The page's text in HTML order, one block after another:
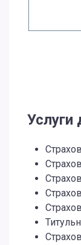
Услуги